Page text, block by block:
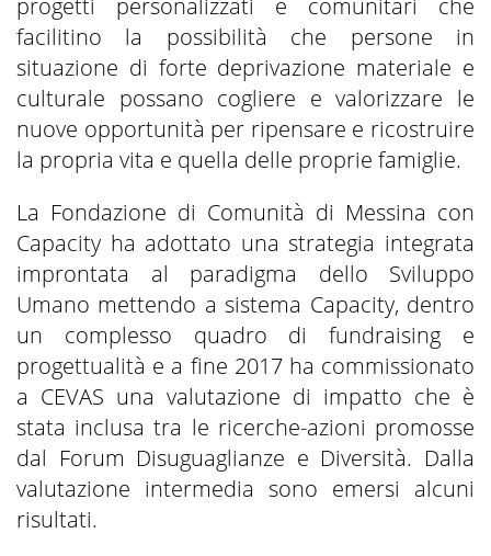
progetti personalizzati e comunitari che
facilitino la possibilità che persone in
situazione di forte deprivazione materiale e
culturale possano cogliere e valorizzare le
nuove opportunità per ripensare e ricostruire
la propria vita e quella delle proprie famiglie.
La Fondazione di Comunità di Messina con
Capacity ha adottato una strategia integrata
improntata al paradigma dello Sviluppo
Umano mettendo a sistema Capacity, dentro
un complesso quadro di fundraising e
progettualità e a fine 2017 ha commissionato
a CEVAS una valutazione di impatto che è
stata inclusa tra le ricerche-azioni promosse
dal Forum Disuguaglianze e Diversità. Dalla
valutazione intermedia sono emersi alcuni
risultati.